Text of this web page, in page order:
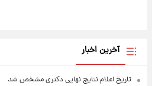
آخرین اخبار
تاریخ اعلام نتایج نهایی دکتری مشخص شد